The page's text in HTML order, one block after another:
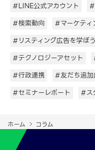
#LINE公式アカウント
#検索動向
#マーケティ
#リスティング広告を学ぼう
#テクノロジーアセット
#行政連携
#友だち追加
#セミナーレポート
#ス
ホーム コラム